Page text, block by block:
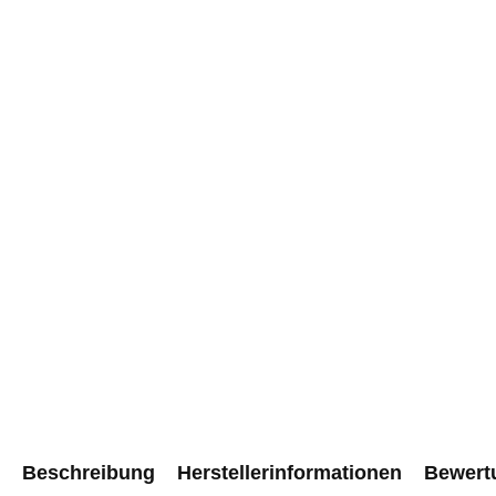
Beschreibung Herstellerinformationen